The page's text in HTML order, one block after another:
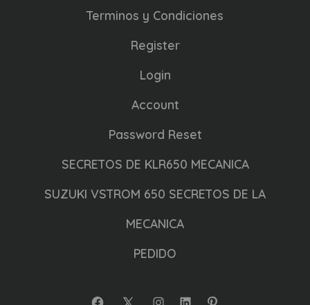
Terminos y Condiciones
Register
Login
Account
Password Reset
SECRETOS DE KLR650 MECANICA
SUZUKI VSTROM 650 SECRETOS DE LA
MECANICA
PEDIDO